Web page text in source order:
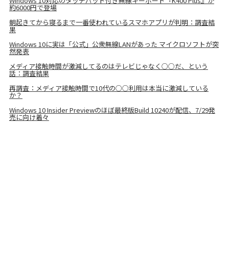
約6000円で登場
朝起きてから寝るまで一番使われているスマホアプリが判明：調査結
果
Windows 10に実は「公式」公衆無線LANがあった マイクロソフトが突
然発表
メディア接触時間が激減してるのはテレビじゃなく○○だ、という
話：調査結果
再調査：メディア接触時間で10代の○○利用は本当に激減している
か？
Windows 10 Insider Previewのほぼ最終版Build 10240が配信、7/29発
売に向け着々